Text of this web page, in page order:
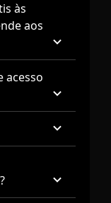
às
aos
acesso